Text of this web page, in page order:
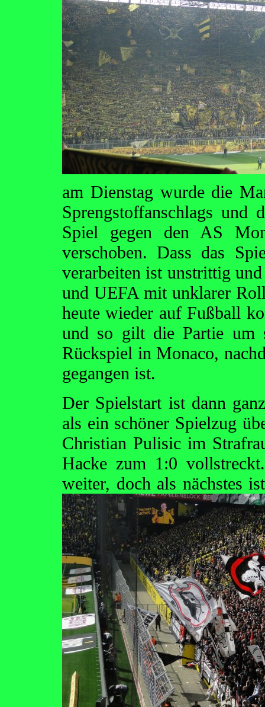
am Dienstag wurde die
Sprengstoffanschlags und
Spiel gegen den AS
verschoben. Dass das
verarbeiten ist unstrittig
und UEFA mit unklarer
heute wieder auf Fußball
und so gilt die Partie um
Rückspiel in Monaco,
gegangen ist.
Der Spielstart ist dann
als ein schöner Spielzug
Christian Pulisic im
Hacke zum 1:0
weiter, doch als nächstes